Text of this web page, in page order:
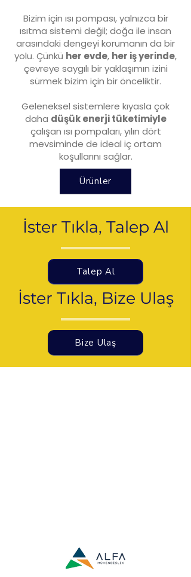
Bizim için ısı pompası, yalnızca bir
ısıtma sistemi değil; doğa ile insan
arasındaki dengeyi korumanın da bir
yolu. Çünkü her evde, her iş yerinde,
çevreye saygılı bir yaklaşımın izini
sürmek bizim için bir önceliktir.
Geleneksel sistemlere kıyasla çok
daha düşük enerji tüketimiyle
çalışan ısı pompaları, yılın dört
mevsiminde de ideal iç ortam
koşullarını sağlar.
Ürünler
İster Tıkla, Talep Al
Talep Al
İster Tıkla, Bize Ulaş
Bize Ulaş